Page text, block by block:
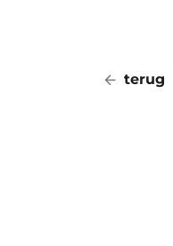
terug